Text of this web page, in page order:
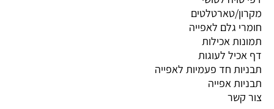
מקרון/טארטלטים
חומרי גלם לאפייה
תמונות אכילות
דף אכיל לעוגות
תבניות חד פעמיות לאפייה
תבניות אפייה
צור קשר